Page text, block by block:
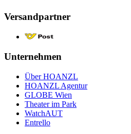
Versandpartner
Unternehmen
Über HOANZL
HOANZL Agentur
GLOBE Wien
Theater im Park
WatchAUT
Entrello